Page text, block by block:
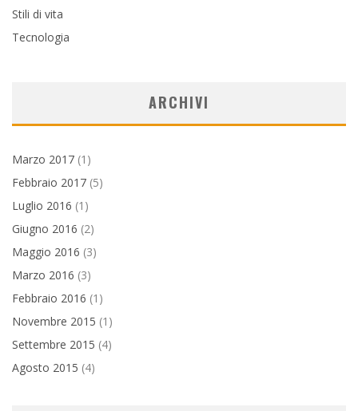
Stili di vita
Tecnologia
ARCHIVI
Marzo 2017 (1)
Febbraio 2017 (5)
Luglio 2016 (1)
Giugno 2016 (2)
Maggio 2016 (3)
Marzo 2016 (3)
Febbraio 2016 (1)
Novembre 2015 (1)
Settembre 2015 (4)
Agosto 2015 (4)